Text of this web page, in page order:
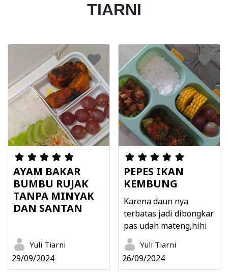
TIARNI
AYAM BAKAR
BUMBU RUJAK
TANPA MINYAK
DAN SANTAN
Yuli Tiarni
29/09/2024
PEPES IKAN
KEMBUNG
Karena daun nya
terbatas jadi dibongkar
pas udah mateng,hihi
Yuli Tiarni
26/09/2024